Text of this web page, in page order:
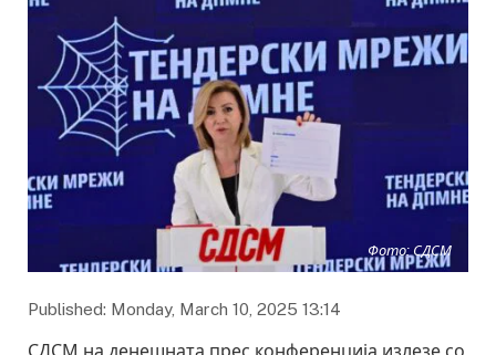
Фото: СДСМ
Published: Monday, March 10, 2025 13:14